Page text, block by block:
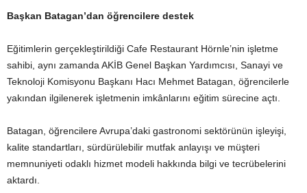
Başkan Batagan’dan öğrencilere destek
Eğitimlerin gerçekleştirildiği Cafe Restaurant Hörnle’nin işletme
sahibi, aynı zamanda AKİB Genel Başkan Yardımcısı, Sanayi ve
Teknoloji Komisyonu Başkanı Hacı Mehmet Batagan, öğrencilerle
yakından ilgilenerek işletmenin imkânlarını eğitim sürecine açtı.
Batagan, öğrencilere Avrupa’daki gastronomi sektörünün işleyişi,
kalite standartları, sürdürülebilir mutfak anlayışı ve müşteri
memnuniyeti odaklı hizmet modeli hakkında bilgi ve tecrübelerini
aktardı.